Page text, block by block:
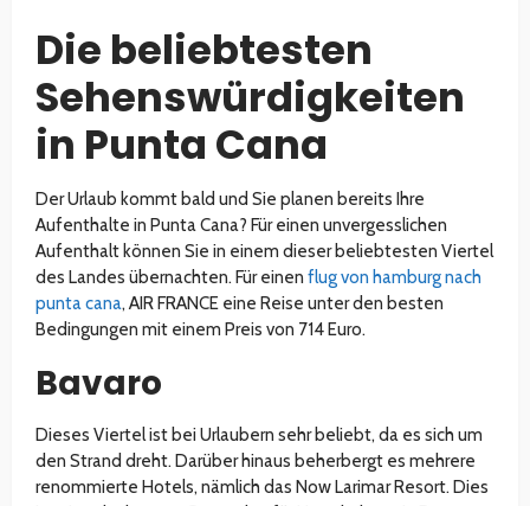
Die beliebtesten
Sehenswürdigkeiten
in Punta Cana
Der Urlaub kommt bald und Sie planen bereits Ihre
Aufenthalte in Punta Cana? Für einen unvergesslichen
Aufenthalt können Sie in einem dieser beliebtesten Viertel
des Landes übernachten. Für einen flug von hamburg nach
punta cana, AIR FRANCE eine Reise unter den besten
Bedingungen mit einem Preis von 714 Euro.
Bavaro
Dieses Viertel ist bei Urlaubern sehr beliebt, da es sich um
den Strand dreht. Darüber hinaus beherbergt es mehrere
renommierte Hotels, nämlich das Now Larimar Resort. Dies